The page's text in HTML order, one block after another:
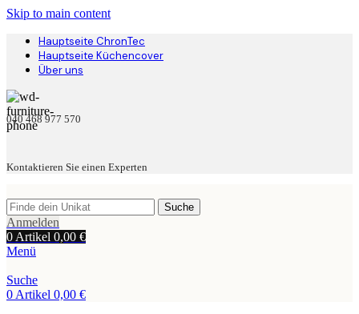
Skip to main content
Hauptseite ChronTec
Hauptseite Küchencover
Über uns
040 468 977 570
Kontaktieren Sie einen Experten
Suche
Anmelden
0 Artikel 0,00 €
Menü
Suche
0 Artikel 0,00 €